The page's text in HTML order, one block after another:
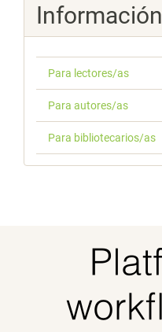
Información
Para lectores/as
Para autores/as
Para bibliotecarios/as